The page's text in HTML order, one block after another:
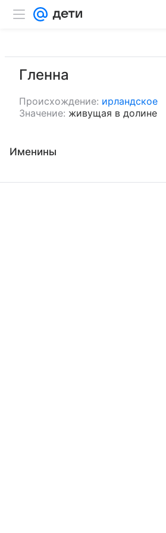
Гленна
Происхождение: ирландское
Значение: живущая в долине
Именины